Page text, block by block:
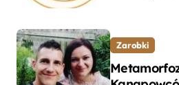
Zarobki